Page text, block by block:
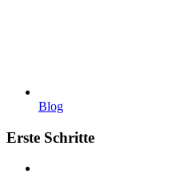
Blog
Erste Schritte